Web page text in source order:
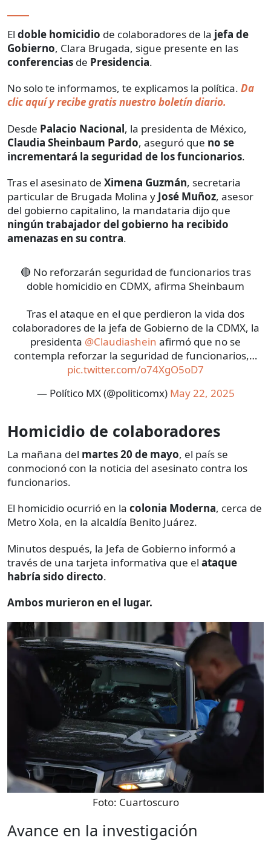
El doble homicidio de colaboradores de la jefa de
Gobierno, Clara Brugada, sigue presente en las
conferencias de Presidencia.
No solo te informamos, te explicamos la política. Da
clic aquí y recibe gratis nuestro boletín diario.
Desde Palacio Nacional, la presidenta de México,
Claudia Sheinbaum Pardo, aseguró que no se
incrementará la seguridad de los funcionarios.
Tras el asesinato de Ximena Guzmán, secretaria
particular de Brugada Molina y José Muñoz, asesor
del gobierno capitalino, la mandataria dijo que
ningún trabajador del gobierno ha recibido
amenazas en su contra.
🔴 No reforzarán seguridad de funcionarios tras
doble homicidio en CDMX, afirma Sheinbaum
Tras el ataque en el que perdieron la vida dos
colaboradores de la jefa de Gobierno de la CDMX, la
presidenta @Claudiashein afirmó que no se
contempla reforzar la seguridad de funcionarios,…
pic.twitter.com/o74XgO5oD7
— Político MX (@politicomx) May 22, 2025
Homicidio de colaboradores
La mañana del martes 20 de mayo, el país se
conmocionó con la noticia del asesinato contra los
funcionarios.
El homicidio ocurrió en la colonia Moderna, cerca de
Metro Xola, en la alcaldía Benito Juárez.
Minutos después, la Jefa de Gobierno informó a
través de una tarjeta informativa que el ataque
habría sido directo.
Ambos murieron en el lugar.
Foto: Cuartoscuro
Avance en la investigación